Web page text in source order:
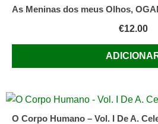
As Meninas dos meus Olhos,
€12.00
O Corpo Humano – Vol. I De A.